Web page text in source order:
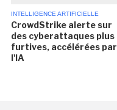
INTELLIGENCE ARTIFICIELLE
CrowdStrike alerte sur
des cyberattaques plus
furtives, accélérées par
l'IA